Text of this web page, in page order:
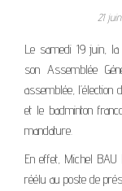
21
Le samedi 19 juin, la
son Assemblée
assemblée,
et le badminton
mandature.
En effet, Michel BAU
réélu au poste de